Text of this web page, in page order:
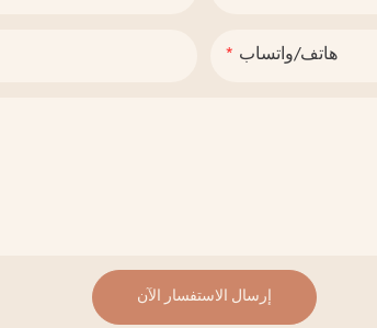
هاتف/واتساب
إرسال الاستفسار الآن